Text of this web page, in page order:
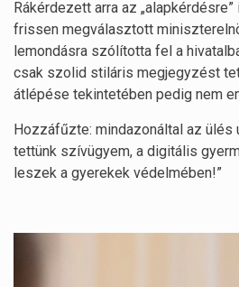
Rákérdezett arra az
frissen megválasztott
lemondásra szólította fel a
csak szolid stiláris megjegyzést
átlépése tekintetében pedig nem
Hozzáfűzte: mindazonáltal az ülés
tettünk szívügyem, a digitális
leszek a gyerekek védelmében!”